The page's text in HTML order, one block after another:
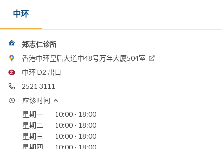
香港外科医学院院士 1990
2521 3111
中环
郑志仁诊所
香港中环皇后大道中48号万年大厦504室
中环 D2 出口
2521 3111
应诊时间
星期一
10:00 - 18:00
星期二
10:00 - 18:00
星期三
10:00 - 18:00
星期四
10:00 - 18:00